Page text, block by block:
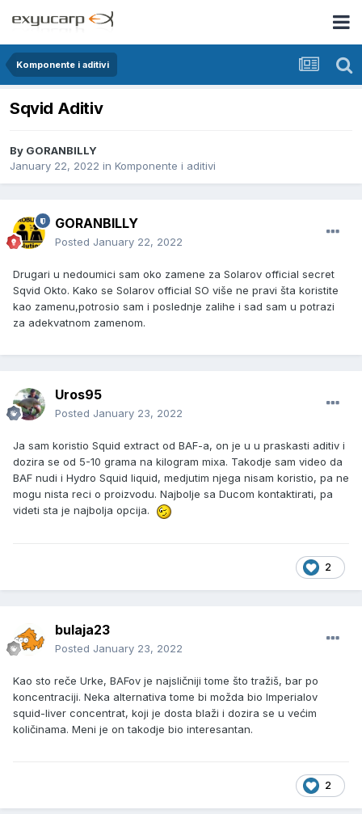
Komponente i aditivi
Sqvid Aditiv
By GORANBILLY
January 22, 2022 in Komponente i aditivi
GORANBILLY
Posted January 22, 2022
Drugari u nedoumici sam oko zamene za Solarov official secret
Sqvid Okto. Kako se Solarov official SO više ne pravi šta koristite
kao zamenu,potrosio sam i poslednje zalihe i sad sam u potrazi
za adekvatnom zamenom.
Uros95
Posted January 23, 2022
Ja sam koristio Squid extract od BAF-a, on je u u praskasti aditiv i
dozira se od 5-10 grama na kilogram mixa. Takodje sam video da
BAF nudi i Hydro Squid liquid, medjutim njega nisam koristio, pa ne
mogu nista reci o proizvodu. Najbolje sa Ducom kontaktirati, pa
videti sta je najbolja opcija.
2
bulaja23
Posted January 23, 2022
Kao sto reče Urke, BAFov je najsličniji tome što tražiš, bar po
koncentraciji. Neka alternativa tome bi možda bio Imperialov
squid-liver concentrat, koji je dosta blaži i dozira se u većim
količinama. Meni je on takodje bio interesantan.
2